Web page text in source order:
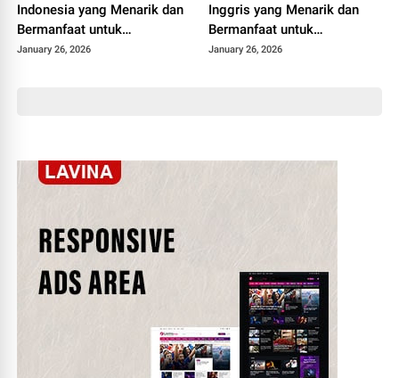
Indonesia yang Menarik dan
Bermanfaat untuk
Mahasiswa
January 26, 2026
Inggris yang Menarik dan
Bermanfaat untuk
Mahasiswa
January 26, 2026